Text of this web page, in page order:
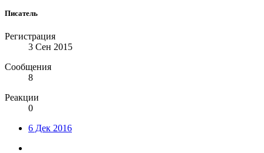
Писатель
Регистрация
3 Сен 2015
Сообщения
8
Реакции
0
6 Дек 2016